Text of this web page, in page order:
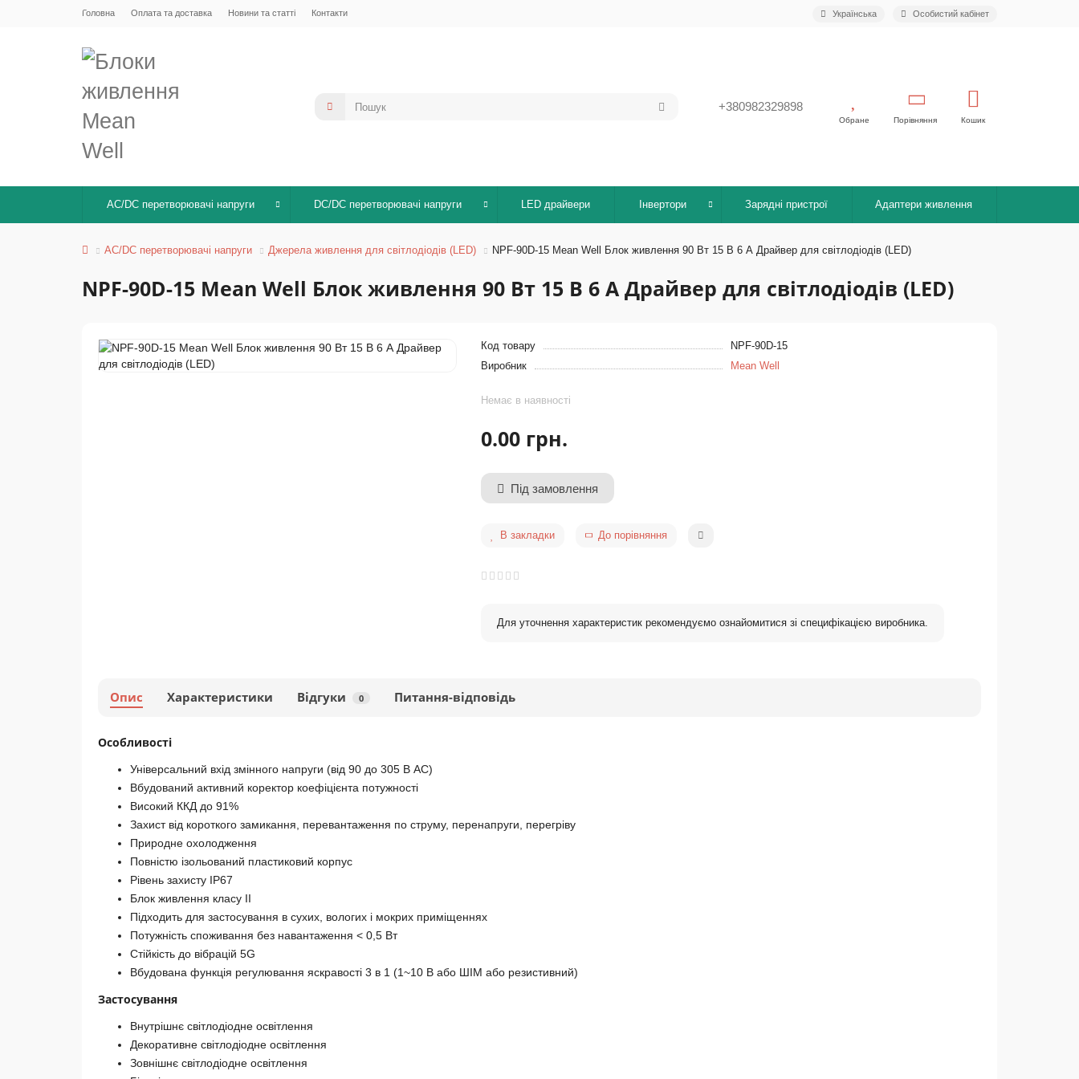
Головна Оплата та доставка Новини та статті Контакти Українська Особистий кабінет
+380982329898
Обране Порівняння Кошик
AC/DC перетворювачі напруги DC/DC перетворювачі напруги LED драйвери Інвертори Зарядні пристрої Адаптери живлення
AC/DC перетворювачі напруги Джерела живлення для світлодіодів (LED) NPF-90D-15 Mean Well Блок живлення 90 Вт 15 В 6 А Драйвер для світлодіодів (LED)
NPF-90D-15 Mean Well Блок живлення 90 Вт 15 В 6 А Драйвер для світлодіодів (LED)
Код товару
NPF-90D-15
Виробник
Mean Well
Немає в наявності
0.00 грн.
Під замовлення
В закладки До порівняння
Для уточнення характеристик рекомендуємо ознайомитися зі специфікацією виробника.
Опис Характеристики Відгуки 0 Питання-відповідь
Особливості
Універсальний вхід змінного напруги (від 90 до 305 В АС)
Вбудований активний коректор коефіцієнта потужності
Високий ККД до 91%
Захист від короткого замикання, перевантаження по струму, перенапруги, перегріву
Природне охолодження
Повністю ізольований пластиковий корпус
Рівень захисту IP67
Блок живлення класу ІІ
Підходить для застосування в сухих, вологих і мокрих приміщеннях
Потужність споживання без навантаження < 0,5 Вт
Стійкість до вібрацій 5G
Вбудована функція регулювання яскравості 3 в 1 (1~10 В або ШІМ або резистивний)
Застосування
Внутрішнє світлодіодне освітлення
Декоративне світлодіодне освітлення
Зовнішнє світлодіодне освітлення